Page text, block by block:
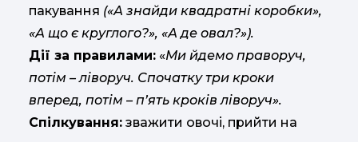
пакування («А знайди квадратні коробки»,
«А що є круглого?», «А де овал?»).
Дії за правилами: «Ми йдемо праворуч,
потім – ліворуч. Спочатку три кроки
вперед, потім – п’ять кроків ліворуч».
Спілкування: зважити овочі, прийти на